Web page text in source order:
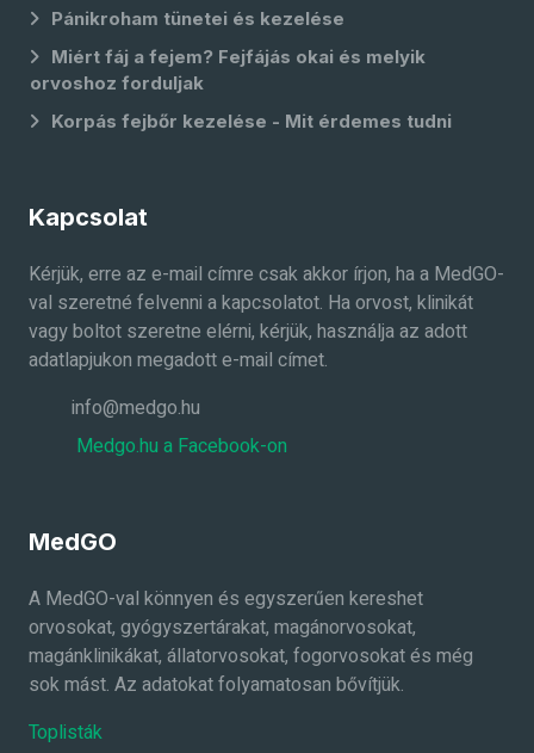
Pánikroham tünetei és kezelése
Miért fáj a fejem? Fejfájás okai és melyik
orvoshoz forduljak
Korpás fejbőr kezelése - Mit érdemes tudni
Kapcsolat
Kérjük, erre az e-mail címre csak akkor írjon, ha a MedGO-
val szeretné felvenni a kapcsolatot. Ha orvost, klinikát
vagy boltot szeretne elérni, kérjük, használja az adott
adatlapjukon megadott e-mail címet.
info@medgo.hu
Medgo.hu a Facebook-on
MedGO
A MedGO-val könnyen és egyszerűen kereshet
orvosokat, gyógyszertárakat, magánorvosokat,
magánklinikákat, állatorvosokat, fogorvosokat és még
sok mást. Az adatokat folyamatosan bővítjük.
Toplisták